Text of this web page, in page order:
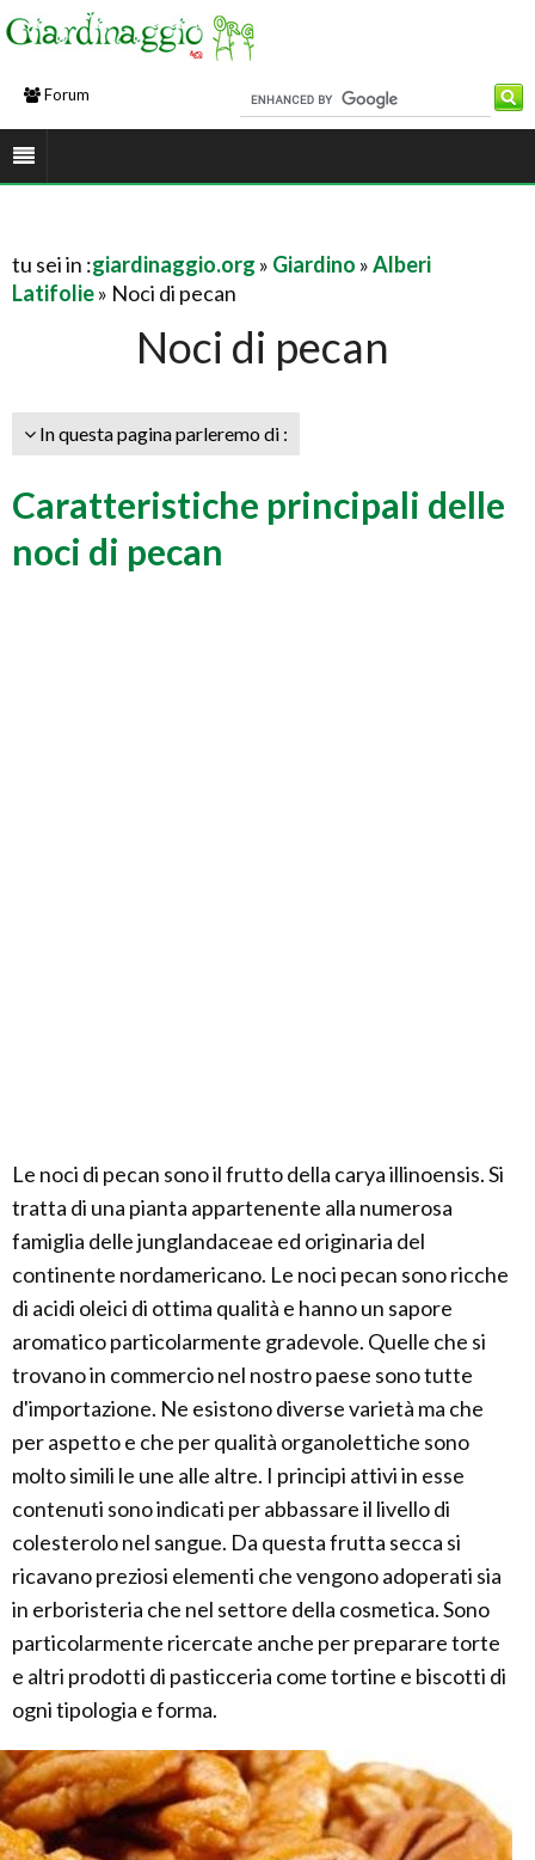
Forum
tu sei in :giardinaggio.org » Giardino »Alberi
Latifolie» Noci di pecan
Noci di pecan
In questa pagina parleremo di :
Caratteristiche principali delle
noci di pecan
Le noci di pecan sono il frutto della carya illinoensis. Si
tratta di una pianta appartenente alla numerosa
famiglia delle junglandaceae ed originaria del
continente nordamericano. Le noci pecan sono ricche
di acidi oleici di ottima qualità e hanno un sapore
aromatico particolarmente gradevole. Quelle che si
trovano in commercio nel nostro paese sono tutte
d'importazione. Ne esistono diverse varietà ma che
per aspetto e che per qualità organolettiche sono
molto simili le une alle altre. I principi attivi in esse
contenuti sono indicati per abbassare il livello di
colesterolo nel sangue. Da questa frutta secca si
ricavano preziosi elementi che vengono adoperati sia
in erboristeria che nel settore della cosmetica. Sono
particolarmente ricercate anche per preparare torte
e altri prodotti di pasticceria come tortine e biscotti di
ogni tipologia e forma.